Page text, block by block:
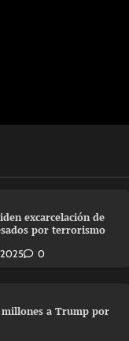
excarcelación de
por terrorismo
2025 0
millones a Trump por